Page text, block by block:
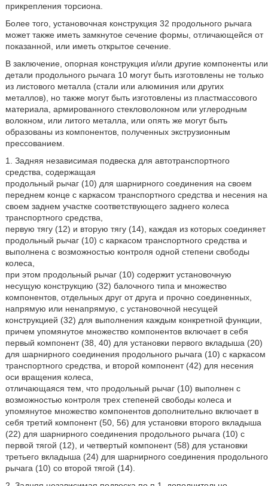
прикрепления торсиона.
Более того, установочная конструкция 32 продольного рычага
может также иметь замкнутое сечение формы, отличающейся от
показанной, или иметь открытое сечение.
В заключение, опорная конструкция и/или другие компоненты или
детали продольного рычага 10 могут быть изготовлены не только
из листового металла (стали или алюминия или других
металлов), но также могут быть изготовлены из пластмассового
материала, армированного стекловолокном или углеродным
волокном, или литого металла, или опять же могут быть
образованы из компонентов, полученных экструзионным
прессованием.
1. Задняя независимая подвеска для автотранспортного
средства, содержащая
продольный рычаг (10) для шарнирного соединения на своем
переднем конце с каркасом транспортного средства и несения на
своем заднем участке соответствующего заднего колеса
транспортного средства,
первую тягу (12) и вторую тягу (14), каждая из которых соединяет
продольный рычаг (10) с каркасом транспортного средства и
выполнена с возможностью контроля одной степени свободы
колеса,
при этом продольный рычаг (10) содержит установочную
несущую конструкцию (32) балочного типа и множество
компонентов, отдельных друг от друга и прочно соединенных,
напрямую или ненапрямую, с установочной несущей
конструкцией (32) для выполнения каждым конкретной функции,
причем упомянутое множество компонентов включает в себя
первый компонент (38, 40) для установки первого вкладыша (20)
для шарнирного соединения продольного рычага (10) с каркасом
транспортного средства, и второй компонент (42) для несения
оси вращения колеса,
отличающаяся тем, что продольный рычаг (10) выполнен с
возможностью контроля трех степеней свободы колеса и
упомянутое множество компонентов дополнительно включает в
себя третий компонент (50, 56) для установки второго вкладыша
(22) для шарнирного соединения продольного рычага (10) с
первой тягой (12), и четвертый компонент (58) для установки
третьего вкладыша (24) для шарнирного соединения продольного
рычага (10) со второй тягой (14).